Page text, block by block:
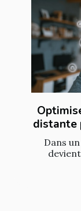
distante
Dans